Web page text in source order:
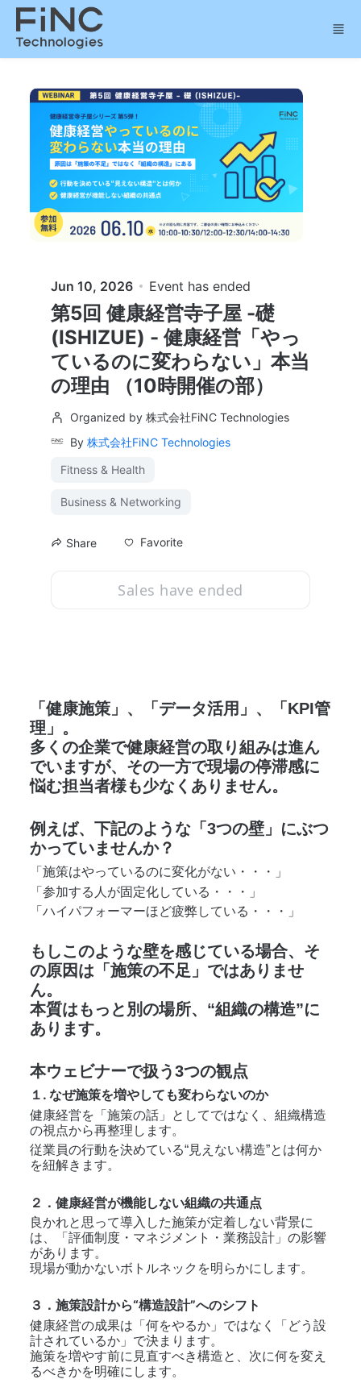
Skip to main content
Jun 10, 2026 Event has ended
第5回 健康経営寺子屋 -礎
(ISHIZUE) - 健康経営「やっ
ているのに変わらない」本当
の理由 （10時開催の部）
Organized by 株式会社FiNC Technologies
By 株式会社FiNC Technologies
Fitness & Health
Business & Networking
Share Favorite
Sales have ended
「健康施策」、「データ活用」、「KPI管
理」。
多くの企業で健康経営の取り組みは進ん
でいますが、その一方で現場の停滞感に
悩む担当者様も少なくありません。
例えば、下記のような「3つの壁」にぶつ
かっていませんか？
「施策はやっているのに変化がない・・・」
「参加する人が固定化している・・・」
「ハイパフォーマーほど疲弊している・・・」
もしこのような壁を感じている場合、そ
の原因は「施策の不足」ではありませ
ん。
本質はもっと別の場所、“組織の構造”に
あります。
本ウェビナーで扱う3つの観点
１. なぜ施策を増やしても変わらないのか
健康経営を「施策の話」としてではなく、組織構造
の視点から再整理します。
従業員の行動を決めている“見えない構造”とは何か
を紐解きます。
２．健康経営が機能しない組織の共通点
良かれと思って導入した施策が定着しない背景に
は、「評価制度・マネジメント・業務設計」の影響
があります。
現場が動かないボトルネックを明らかにします。
３．施策設計から“構造設計”へのシフト
健康経営の成果は「何をやるか」ではなく「どう設
計されているか」で決まります。
施策を増やす前に見直すべき構造と、次に何を変え
るべきかを明確にします。